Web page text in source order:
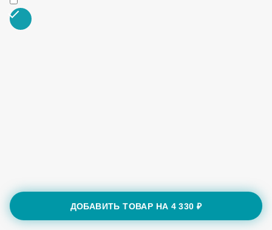
ДОБАВИТЬ ТОВАР НА 4 330 ₽